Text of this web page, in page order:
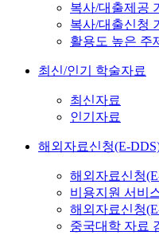
복사/대출제공
복사/대출신청
활용도 높은 주
최신/인기 학술자료
최신자료
인기자료
해외자료신청(E-
해외자료신청
비용지원 서비
해외자료신청
중국대학 자료